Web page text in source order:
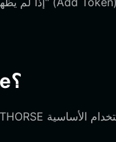
5. ماذا يمكنك أن تفعل بمحفظة farthorse؟